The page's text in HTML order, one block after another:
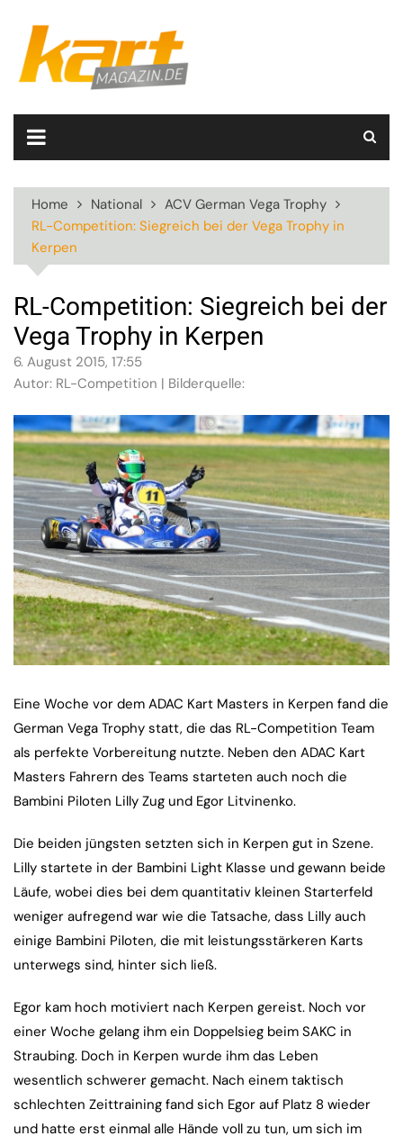
content
Home National
ACV German Vega Trophy
RL-Competition: Siegreich bei der Vega Trophy in
Kerpen
RL-Competition: Siegreich bei der
Vega Trophy in Kerpen
6. August 2015, 17:55
Autor: RL-Competition | Bilderquelle:
Eine Woche vor dem ADAC Kart Masters in Kerpen fand die
German Vega Trophy statt, die das RL-Competition Team
als perfekte Vorbereitung nutzte. Neben den ADAC Kart
Masters Fahrern des Teams starteten auch noch die
Bambini Piloten Lilly Zug und Egor Litvinenko.
Die beiden jüngsten setzten sich in Kerpen gut in Szene.
Lilly startete in der Bambini Light Klasse und gewann beide
Läufe, wobei dies bei dem quantitativ kleinen Starterfeld
weniger aufregend war wie die Tatsache, dass Lilly auch
einige Bambini Piloten, die mit leistungsstärkeren Karts
unterwegs sind, hinter sich ließ.
Egor kam hoch motiviert nach Kerpen gereist. Noch vor
einer Woche gelang ihm ein Doppelsieg beim SAKC in
Straubing. Doch in Kerpen wurde ihm das Leben
wesentlich schwerer gemacht. Nach einem taktisch
schlechten Zeittraining fand sich Egor auf Platz 8 wieder
und hatte erst einmal alle Hände voll zu tun, um sich im